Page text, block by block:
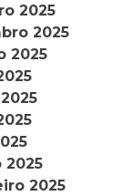
2025
2025
2025
2025
2025